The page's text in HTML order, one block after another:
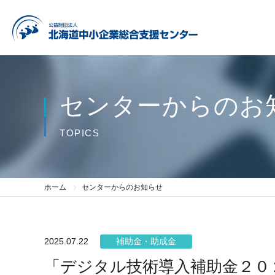
センターからのお
TOPICS
ホーム センターからのお知らせ
2025.07.22 補助金・助成金
「デジタル技術導入補助金２